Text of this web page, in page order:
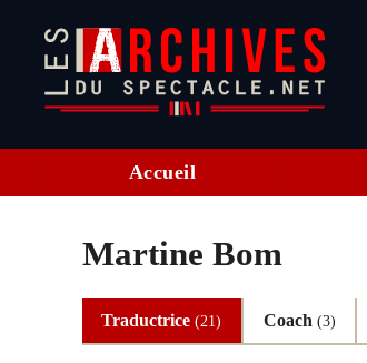
Accueil
Martine Bom
Traductrice(21) Coach (3)